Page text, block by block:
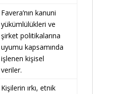
Favera’nın kanuni
yükümlülükleri ve
şirket politikalarına
uyumu kapsamında
işlenen kişisel
veriler.
Kişilerin ırkı, etnik